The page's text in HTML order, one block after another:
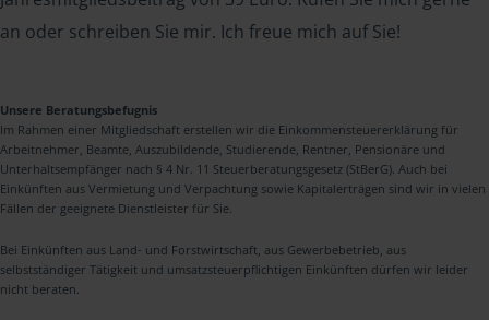
an oder schreiben Sie mir. Ich freue mich auf Sie!
Unsere Beratungsbefugnis
Im Rahmen einer Mitgliedschaft erstellen wir die Einkommensteuererklärung für
Arbeitnehmer, Beamte, Auszubildende, Studierende, Rentner, Pensionäre und
Unterhaltsempfänger nach § 4 Nr. 11 Steuerberatungsgesetz (StBerG). Auch bei
Einkünften aus Vermietung und Verpachtung sowie Kapitalerträgen sind wir in vielen
Fällen der geeignete Dienstleister für Sie.
Bei Einkünften aus Land- und Forstwirtschaft, aus Gewerbebetrieb, aus
selbstständiger Tätigkeit und umsatzsteuerpflichtigen Einkünften dürfen wir leider
nicht beraten.